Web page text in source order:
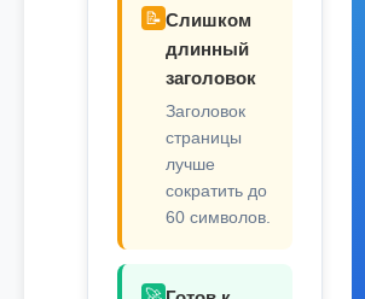
📝 Слишком
длинный
заголовок
Заголовок
страницы
лучше
сократить до
60 символов.